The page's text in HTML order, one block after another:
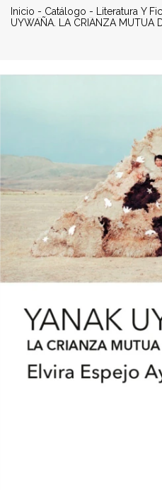
Inicio - Catálogo - Literatura Y
UYWAÑA. LA CRIANZA MUTUA